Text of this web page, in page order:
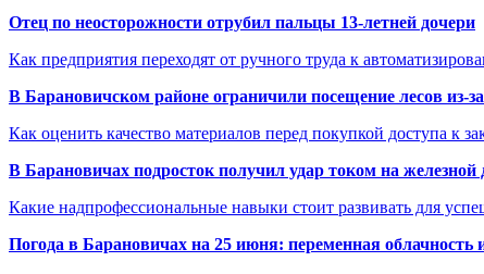
Отец по неосторожности отрубил пальцы 13-летней дочери
Как предприятия переходят от ручного труда к
В Барановичском районе ограничили посещение лесов из-
Как оценить качество материалов перед покупкой доступа к
В Барановичах подросток получил удар током на
Какие надпрофессиональные навыки стоит развивать для
Погода в Барановичах на 25 июня: переменная облачность